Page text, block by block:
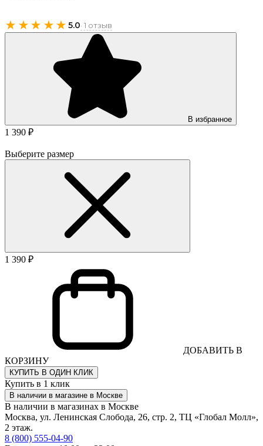
★★★★★ 5.0· 1 отзыв
В избранное
1 390 ₽
Выберите размер
1 390 ₽
ДОБАВИТЬ В
КОРЗИНУ
КУПИТЬ В ОДИН КЛИК
Купить в 1 клик
В наличии в магазине в Москве
В наличии в магазинах в Москве
Москва, ул. Ленинская Слобода, 26, стр. 2, ТЦ «Глобал Молл»,
2 этаж.
8 (800) 555-04-90